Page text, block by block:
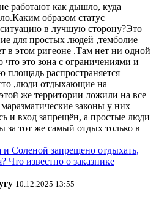
работают как дышло, куда
образом статус
в лучшую сторону?Это
для простых людей ,темболие
в этом ригеоне .Там нет ни одной
что это зона с ограничениями и
площадь распространяется
,люди отдыхающие на
же территории ложили на все
законы у них
и вход запрещён, а простые люди
за тот же самый отдых только в
и Соленой запрещено отдыхать,
Что известно о заказнике
10.12.2025 13:55